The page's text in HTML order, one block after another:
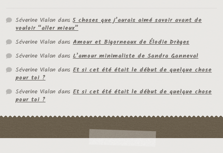
Séverine Vialon dans5 choses que j’aurais aimé savoir avant de
vouloir “aller mieux”
Séverine Vialon dansAmour et Bigorneaux de Élodie Drèges
Séverine Vialon dansL’amour minimaliste de Sandra Ganneval
Séverine Vialon dansEt si cet été était le début de quelque chose
pour toi ?
Séverine Vialon dansEt si cet été était le début de quelque chose
pour toi ?